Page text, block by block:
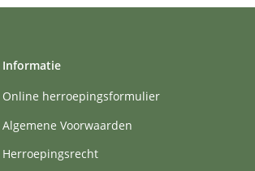
Informatie
Online herroepingsformulier
Algemene Voorwaarden
Herroepingsrecht